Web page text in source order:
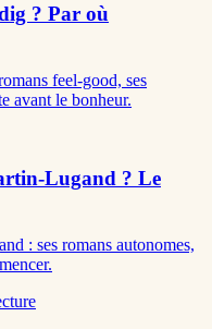
? Par où
feel-good, ses
avant le bonheur.
Lugand ? Le
: ses romans autonomes,